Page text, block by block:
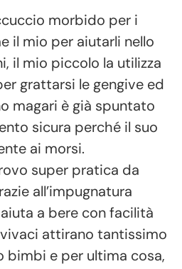
morbido per i
il mio per aiutarli nello
il mio piccolo la utilizza
grattarsi le gengive ed
magari è già spuntato
sicura perché il suo
ai morsi.
super pratica da
all’impugnatura
a bere con facilità
attirano tantissimo
bimbi e per ultima cosa,